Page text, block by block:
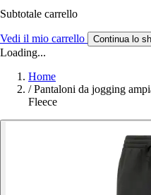
Subtotale carrello
Vedi il mio carrello Continua lo
Loading...
Home
/ Pantaloni da jogging
Fleece